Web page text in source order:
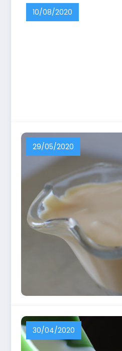
10/08/2020
29/05/2020
30/04/2020